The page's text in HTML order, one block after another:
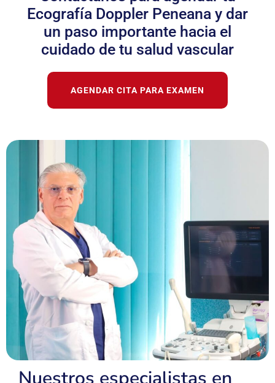
Ecografía Doppler Peneana y dar
un paso importante hacia el
cuidado de tu salud vascular
AGENDAR CITA PARA EXAMEN